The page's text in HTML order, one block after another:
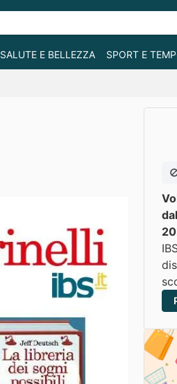
SALUTE E BELLEZZA SPORT E